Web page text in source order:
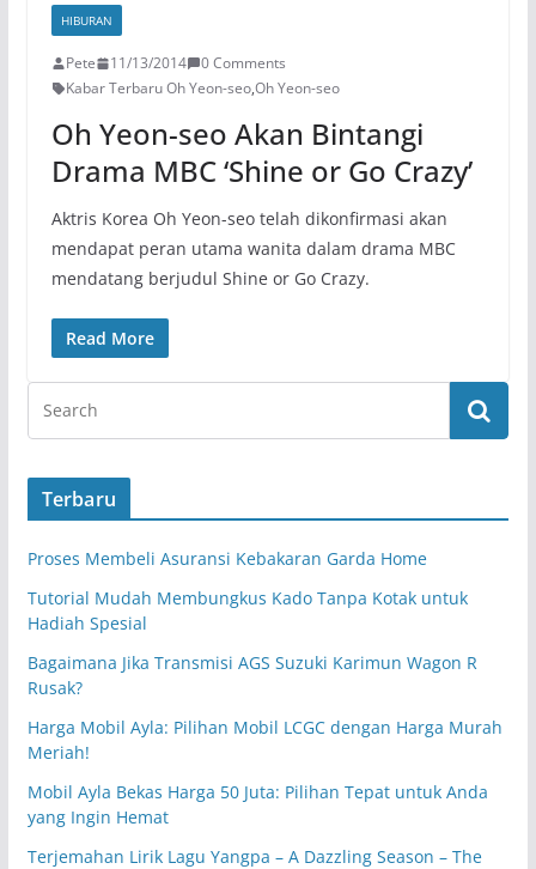
HIBURAN
Pete 11/13/2014
0 Comments
Kabar Terbaru Oh Yeon-seo,Oh Yeon-seo
Oh Yeon-seo Akan Bintangi
Drama MBC ‘Shine or Go Crazy’
Aktris Korea Oh Yeon-seo telah dikonfirmasi akan
mendapat peran utama wanita dalam drama MBC
mendatang berjudul Shine or Go Crazy.
Read More
Terbaru
Proses Membeli Asuransi Kebakaran Garda Home
Tutorial Mudah Membungkus Kado Tanpa Kotak untuk
Hadiah Spesial
Bagaimana Jika Transmisi AGS Suzuki Karimun Wagon R
Rusak?
Harga Mobil Ayla: Pilihan Mobil LCGC dengan Harga Murah
Meriah!
Mobil Ayla Bekas Harga 50 Juta: Pilihan Tepat untuk Anda
yang Ingin Hemat
Terjemahan Lirik Lagu Yangpa – A Dazzling Season – The